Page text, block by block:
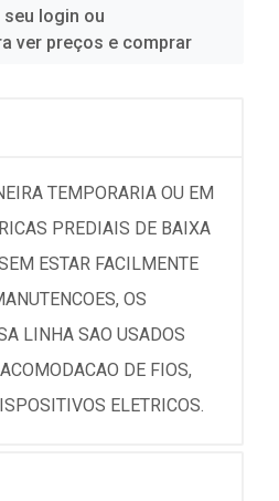
seu login ou
ver preços e comprar
TEMPORARIA OU EM
PREDIAIS DE BAIXA
ESTAR FACILMENTE
OS
LINHA SAO USADOS
DE FIOS,
ELETRICOS.